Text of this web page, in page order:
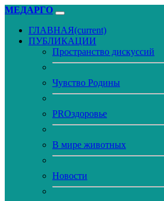
МЕДАРГО
ГЛАВНАЯ(current)
ПУБЛИКАЦИИ
Пространство дискуссий
Чувство Родины
PROздоровье
В мире животных
Новости